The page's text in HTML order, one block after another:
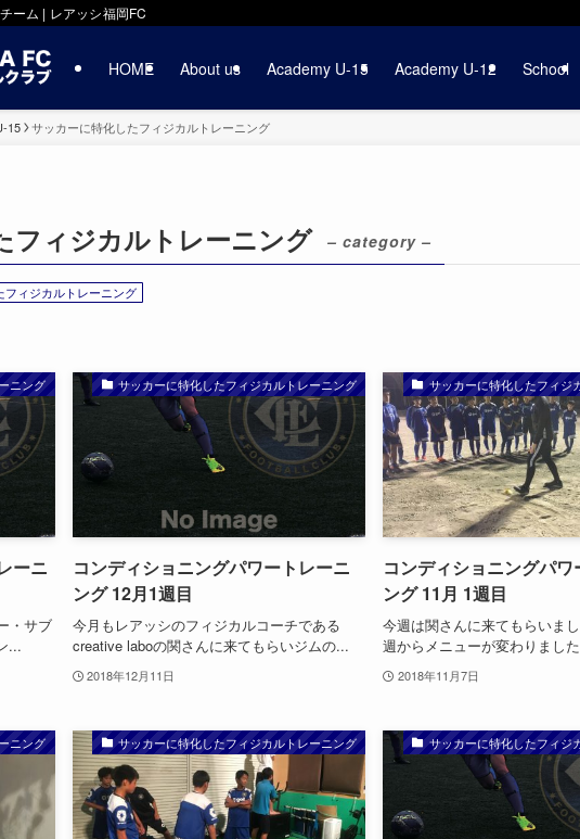
ーム | レアッシ福岡FC
HOME About us Academy U-15 Academy U-12 School
15 サッカーに特化したフィジカルトレーニング
フィジカルトレーニング – category –
フィジカルトレーニング
ニング
ーニ
・サブ
...
サッカーに特化したフィジカルトレーニング
コンディショニングパワートレーニ
ング 12月1週目
今月もレアッシのフィジカルコーチである
creative laboの関さんに来てもらいジムの...
2018年12月11日
サッカーに特化したフィジ
コンディショニングパワ
ング 11月 1週目
今週は関さんに来てもらいま
週からメニューが変わりまし
2018年11月7日
ニング サッカーに特化したフィジカルトレーニング サッカーに特化したフィジ